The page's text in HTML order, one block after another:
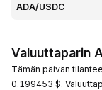
ADA/USDC
Valuuttaparin
Tämän päivän
0.199453 $.